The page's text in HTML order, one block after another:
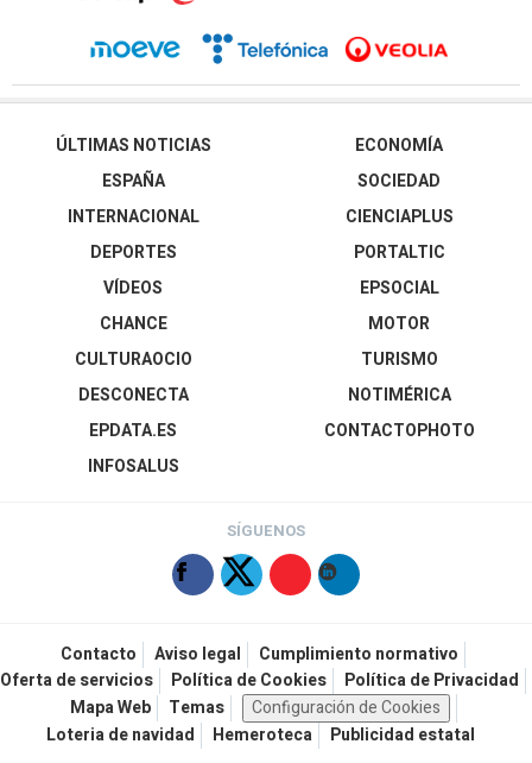
ÚLTIMAS NOTICIAS
ESPAÑA
INTERNACIONAL
DEPORTES
VÍDEOS
ECONOMÍA
SOCIEDAD
CIENCIAPLUS
PORTALTIC
EPSOCIAL
CHANCE
CULTURAOCIO
DESCONECTA
EPDATA.ES
INFOSALUS
MOTOR
TURISMO
NOTIMÉRICA
CONTACTOPHOTO
SÍGUENOS
Contacto Aviso legal
Cumplimiento normativo
Oferta de servicios
Política de Cookies
Política de Privacidad
Mapa Web
Temas
Configuración de Cookies
Loteria de navidad
Hemeroteca Publicidad estatal